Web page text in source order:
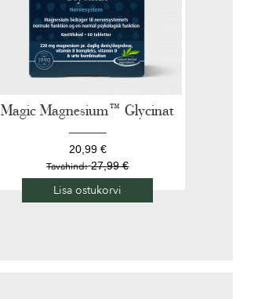
Magic Magnesium™ Glycinat
20,99 €
Tavahind: 27,99 €
Lisa ostukorvi